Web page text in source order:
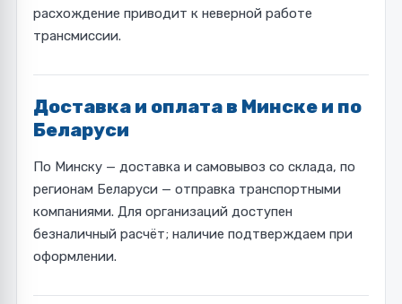
расхождение приводит к неверной работе
трансмиссии.
Доставка и оплата в Минске и по
Беларуси
По Минску — доставка и самовывоз со склада, по
регионам Беларуси — отправка транспортными
компаниями. Для организаций доступен
безналичный расчёт; наличие подтверждаем при
оформлении.